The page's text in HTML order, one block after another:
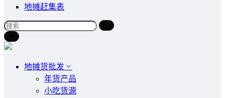
地摊赶集表
地摊货批发
年货产品
小吃货源